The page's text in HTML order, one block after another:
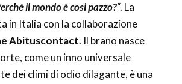
il mondo è cosi pazzo?“. La
in Italia con la collaborazione
Abituscontact. Il brano nasce
come un inno universale
dei climi di odio dilagante, è una